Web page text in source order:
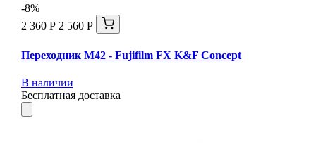
-8%
2 360 Р 2 560 Р
Переходник M42 - Fujifilm FX K&F Concept
В наличии
Бесплатная доставка